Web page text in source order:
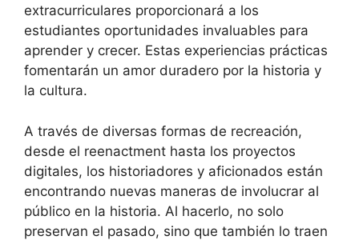
extracurriculares proporcionará a los
estudiantes oportunidades invaluables para
aprender y crecer. Estas experiencias prácticas
fomentarán un amor duradero por la historia y
la cultura.
A través de diversas formas de recreación,
desde el reenactment hasta los proyectos
digitales, los historiadores y aficionados están
encontrando nuevas maneras de involucrar al
público en la historia. Al hacerlo, no solo
preservan el pasado, sino que también lo traen